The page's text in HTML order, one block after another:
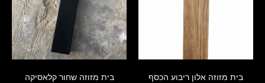
בית מזוזה אלון ריבוע הכסף בית מזוזה שחור קלאסיקה